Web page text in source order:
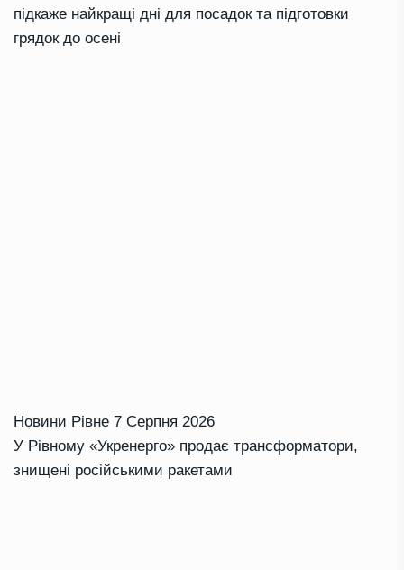
підкаже найкращі дні для посадок та підготовки
грядок до осені
Новини Рівне 7 Серпня 2026
У Рівному «Укренерго» продає трансформатори,
знищені російськими ракетами